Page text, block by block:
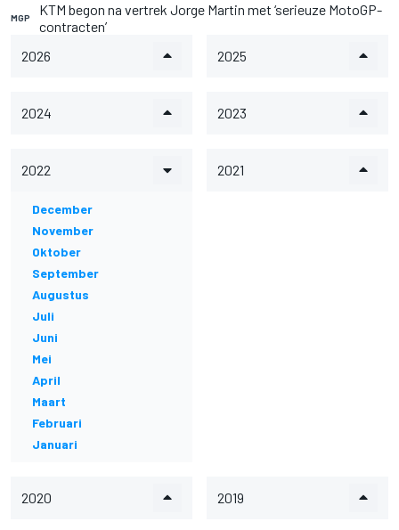
MGP
KTM begon na vertrek Jorge Martin met ‘serieuze MotoGP-
contracten’
2026
2025
2024 2023
2022
December
November
Oktober
September
Augustus
Juli
Juni
Mei
April
Maart
Februari
Januari
2021
2020 2019